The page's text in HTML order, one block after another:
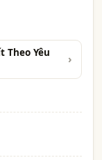
Theo Yêu